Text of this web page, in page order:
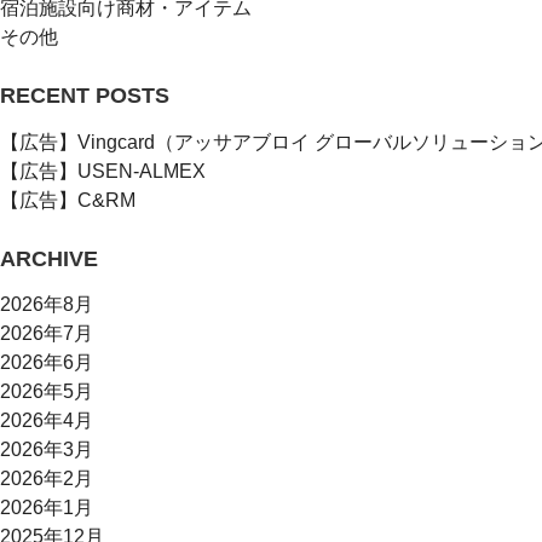
宿泊施設向け商材・アイテム
その他
RECENT POSTS
【広告】Vingcard（アッサアブロイ グローバルソリューショ
【広告】USEN-ALMEX
【広告】C&RM
ARCHIVE
2026年8月
2026年7月
2026年6月
2026年5月
2026年4月
2026年3月
2026年2月
2026年1月
2025年12月